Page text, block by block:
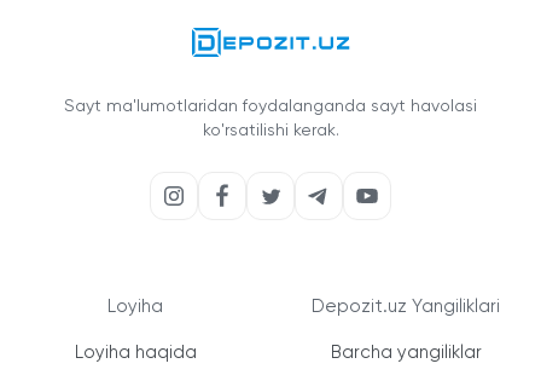
Sayt ma'lumotlaridan foydalanganda sayt havolasi
ko'rsatilishi kerak.
Loyiha
Loyiha haqida
Depozit.uz Yangiliklari
Barcha yangiliklar